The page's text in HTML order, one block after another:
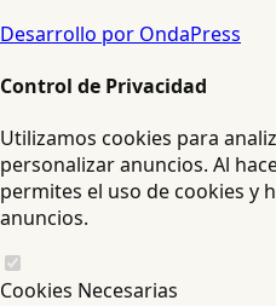
Desarrollo por OndaPress
Control de Privacidad
Utilizamos cookies para
personalizar anuncios. Al
permites el uso de cookies y
anuncios.
Cookies Necesarias